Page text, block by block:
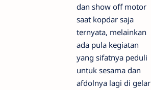
dan show off motor
saat kopdar saja
ternyata, melainkan
ada pula kegiatan
yang sifatnya peduli
untuk sesama dan
afdolnya lagi di gelar